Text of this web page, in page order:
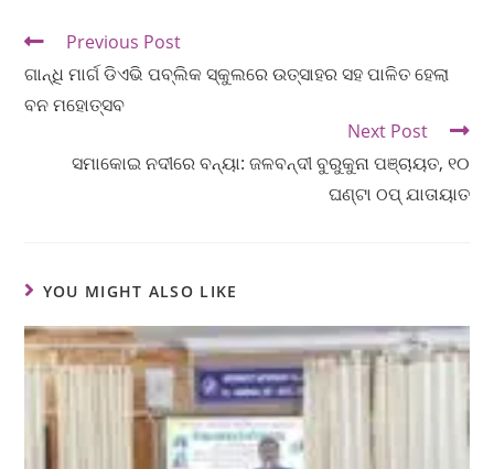
Previous Post
ଗାନ୍ଧି ମାର୍ଗ ଡିଏଭି ପବ୍ଲିକ ସ୍କୁଲରେ ଉତ୍ସାହର ସହ ପାଳିତ ହେଲା
ବନ ମହୋତ୍ସବ
Next Post
ସମାକୋଇ ନଦୀରେ ବନ୍ୟା: ଜଳବନ୍ଦୀ ବୁରୁକୁନା ପଞ୍ଚାୟତ, ୧୦
ଘଣ୍ଟା ଠପ୍ ଯାତାୟାତ
YOU MIGHT ALSO LIKE